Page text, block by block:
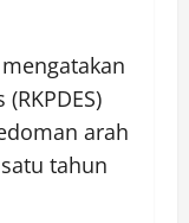
arah
tahun